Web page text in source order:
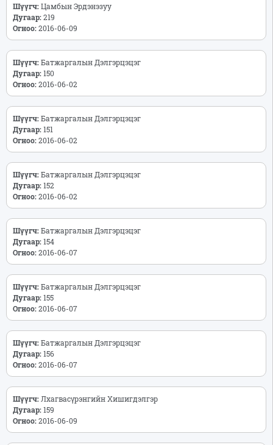
Шүүгч:Цамбын Эрдэнэзуу
Дугаар:219
Огноо:2016-06-09
Шүүгч:Батжаргалын Дэлгэрцэцэг
Дугаар:150
Огноо:2016-06-02
Шүүгч:Батжаргалын Дэлгэрцэцэг
Дугаар:151
Огноо:2016-06-02
Шүүгч:Батжаргалын Дэлгэрцэцэг
Дугаар:152
Огноо:2016-06-02
Шүүгч:Батжаргалын Дэлгэрцэцэг
Дугаар:154
Огноо:2016-06-07
Шүүгч:Батжаргалын Дэлгэрцэцэг
Дугаар:155
Огноо:2016-06-07
Шүүгч:Батжаргалын Дэлгэрцэцэг
Дугаар:156
Огноо:2016-06-07
Шүүгч: Лхагвасүрэнгийн Хишигдэлгэр
Дугаар:159
Огноо:2016-06-09